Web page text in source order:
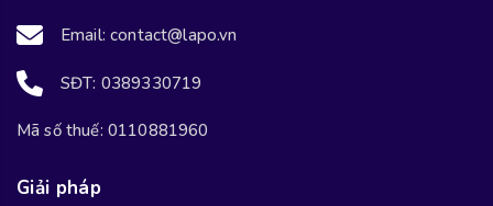
Email: contact@lapo.vn
SĐT: 0389330719
Mã số thuế: 0110881960
Giải pháp